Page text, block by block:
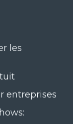
les
entreprises